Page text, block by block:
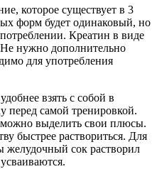
которое существует в 3
форм будет одинаковый, но
Креатин в виде
Не нужно дополнительно
для употребления
взять с собой в
перед самой тренировкой.
выделить свои плюсы.
быстрее раствориться. Для
желудочный сок растворил